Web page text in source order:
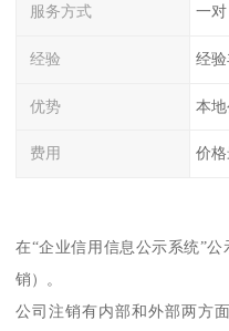
服务方式 一
经验 经
优势 本地
费用 价
在“企业信用信息公示系统”
销）。
公司注销有内部和外部两方